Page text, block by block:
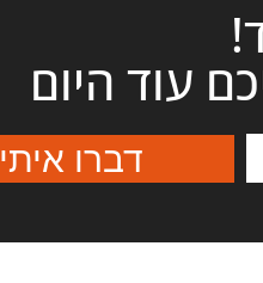
עוד היום
דברו איתי